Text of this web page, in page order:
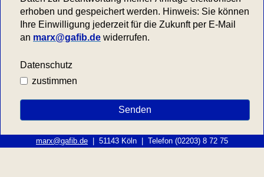
marx@gafib.de | 51143 Köln | Telefon (02203) 8 72 75